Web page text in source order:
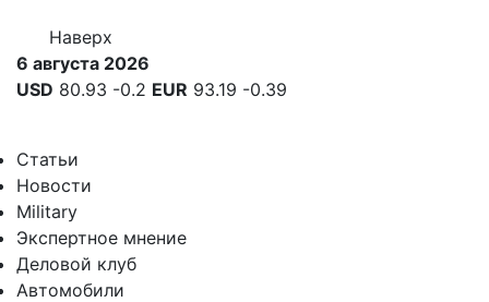
Наверх
6 августа 2026
USD 80.93 -0.2 EUR 93.19 -0.39
Статьи
Новости
Military
Экспертное мнение
Деловой клуб
Автомобили